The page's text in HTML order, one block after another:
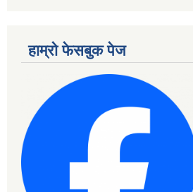
हाम्रो फेसबुक पेज